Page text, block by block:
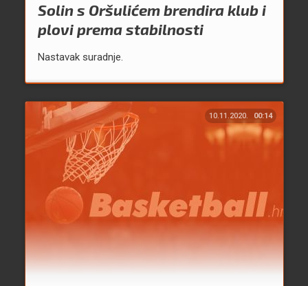
Solin s Oršulićem brendira klub i
plovi prema stabilnosti
Nastavak suradnje.
10.11.2020. 00:14